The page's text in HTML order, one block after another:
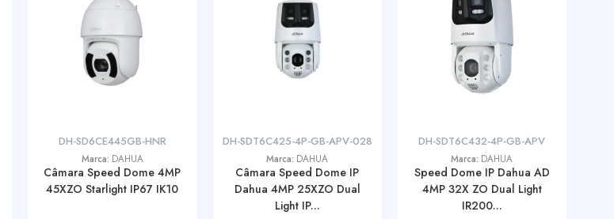
DH-SD6CE445GB-HNR
Marca: DAHUA
Câmara Speed Dome 4MP
45XZO Starlight IP67 IK10
DH-SDT6C425-4P-GB-APV-028
Marca: DAHUA
Câmara Speed Dome IP
Dahua 4MP 25XZO Dual
Light IP...
DH-SDT6C432-4P-GB-APV
Marca: DAHUA
Speed Dome IP Dahua AD
4MP 32X ZO Dual Light
IR200...